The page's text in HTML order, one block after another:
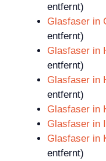
entfernt)
Glasfaser in
entfernt)
Glasfaser in
entfernt)
Glasfaser in
entfernt)
Glasfaser in
Glasfaser in
Glasfaser in
entfernt)